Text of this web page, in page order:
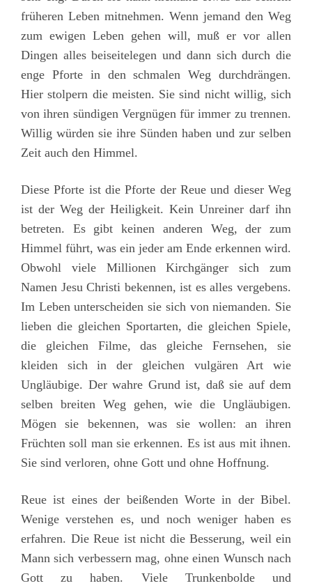
früheren Leben mitnehmen. Wenn jemand den Weg
zum ewigen Leben gehen will, muß er vor allen
Dingen alles beiseitelegen und dann sich durch die
enge Pforte in den schmalen Weg durchdrängen.
Hier stolpern die meisten. Sie sind nicht willig, sich
von ihren sündigen Vergnügen für immer zu trennen.
Willig würden sie ihre Sünden haben und zur selben
Zeit auch den Himmel.
Diese Pforte ist die Pforte der Reue und dieser Weg
ist der Weg der Heiligkeit. Kein Unreiner darf ihn
betreten. Es gibt keinen anderen Weg, der zum
Himmel führt, was ein jeder am Ende erkennen wird.
Obwohl viele Millionen Kirchgänger sich zum
Namen Jesu Christi bekennen, ist es alles vergebens.
Im Leben unterscheiden sie sich von niemanden. Sie
lieben die gleichen Sportarten, die gleichen Spiele,
die gleichen Filme, das gleiche Fernsehen, sie
kleiden sich in der gleichen vulgären Art wie
Ungläubige. Der wahre Grund ist, daß sie auf dem
selben breiten Weg gehen, wie die Ungläubigen.
Mögen sie bekennen, was sie wollen: an ihren
Früchten soll man sie erkennen. Es ist aus mit ihnen.
Sie sind verloren, ohne Gott und ohne Hoffnung.
Reue ist eines der beißenden Worte in der Bibel.
Wenige verstehen es, und noch weniger haben es
erfahren. Die Reue ist nicht die Besserung, weil ein
Mann sich verbessern mag, ohne einen Wunsch nach
Gott zu haben. Viele Trunkenbolde und